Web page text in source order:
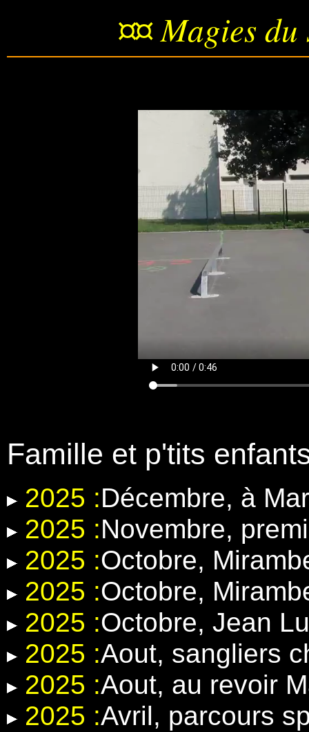
¤¤ Magies du
Famille et p'tits
2025 :Décembre, à
2025 :Novembre,
2025 :Octobre,
2025 :Octobre,
2025 :Octobre, Jean
2025 :Aout, sangliers
2025 :Aout, au revoir
2025 :Avril, parcours